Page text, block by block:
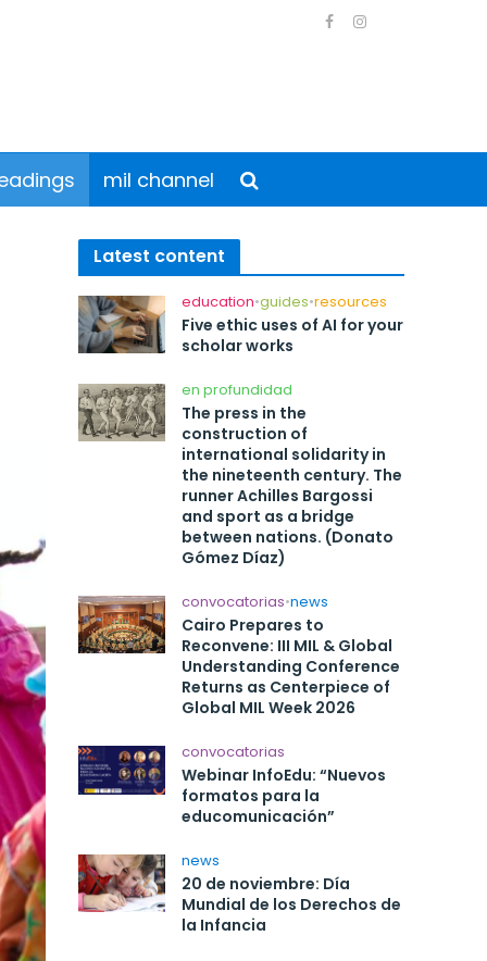
mil channel
Latest content
education•guides•resources
Five ethic uses of AI for your
scholar works
en profundidad
The press in the
construction of
international solidarity in
the nineteenth century. The
runner Achilles Bargossi
and sport as a bridge
between nations. (Donato
Gómez Díaz)
convocatorias•news
Cairo Prepares to
Reconvene: III MIL & Global
Understanding Conference
Returns as Centerpiece of
Global MIL Week 2026
convocatorias
Webinar InfoEdu: “Nuevos
formatos para la
educomunicación”
news
20 de noviembre: Día
Mundial de los Derechos de
la Infancia